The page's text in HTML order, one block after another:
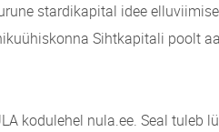
stardikapital idee
Sihtkapitali poolt
kodulehel nula.ee. Seal tuleb